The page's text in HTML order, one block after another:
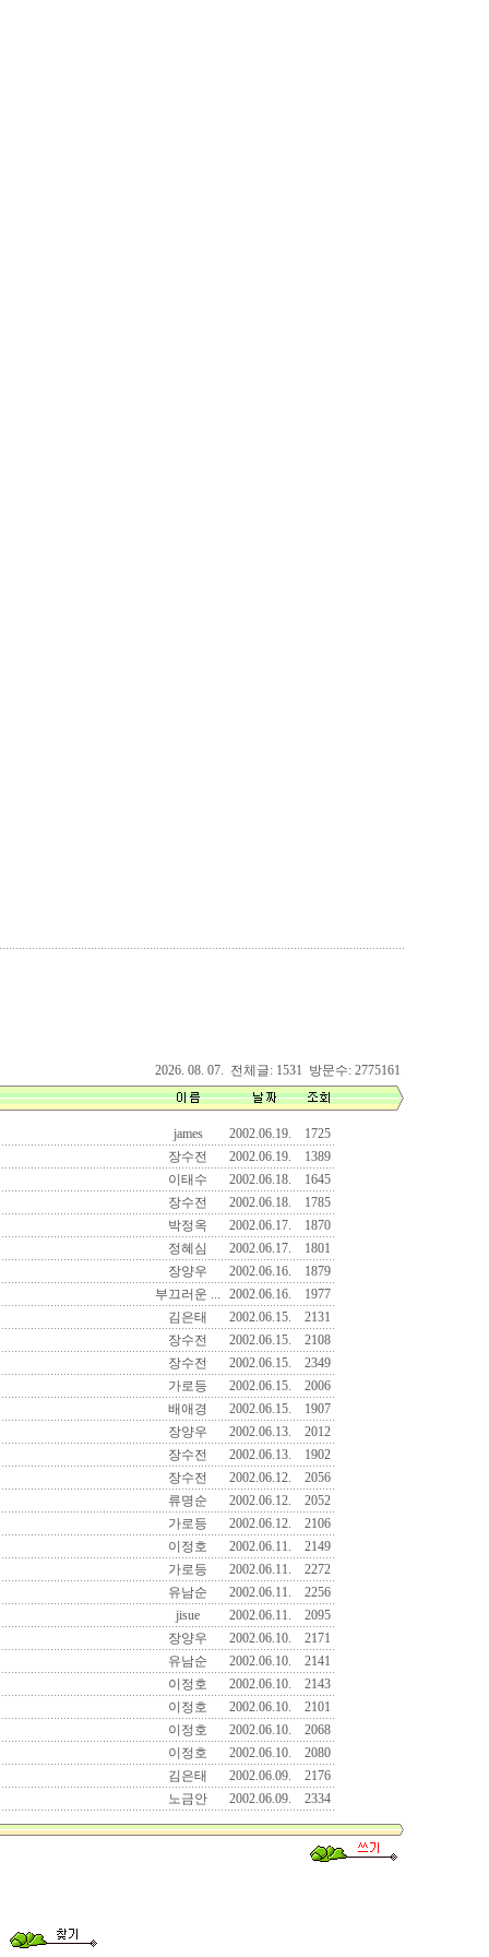
2026. 08. 07. 전체글: 1531 방문수: 2775161
james 2002.06.19.
1725
장수전 2002.06.19.
1389
이태수 2002.06.18.
1645
장수전 2002.06.18.
1785
박정옥 2002.06.17.
1870
정혜심 2002.06.17.
1801
장양우 2002.06.16.
1879
부끄러운 ... 2002.06.16.
1977
김은태 2002.06.15.
2131
장수전 2002.06.15.
2108
장수전 2002.06.15.
2349
가로등 2002.06.15.
2006
배애경 2002.06.15.
1907
장양우 2002.06.13.
2012
장수전 2002.06.13.
1902
장수전 2002.06.12.
2056
류명순 2002.06.12.
2052
가로등 2002.06.12.
2106
이정호 2002.06.11.
2149
가로등 2002.06.11.
2272
유남순 2002.06.11.
2256
jisue 2002.06.11.
2095
장양우 2002.06.10.
2171
유남순 2002.06.10.
2141
이정호 2002.06.10.
2143
이정호 2002.06.10.
2101
이정호 2002.06.10.
2068
이정호 2002.06.10.
2080
김은태 2002.06.09.
2176
노금안 2002.06.09. 2334